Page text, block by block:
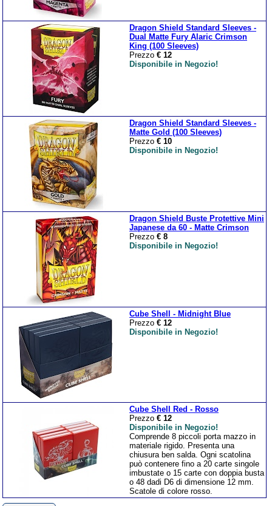
Dragon Shield Standard Sleeves -
Dual Matte Fury Alaric Crimson
King (100 Sleeves)
Prezzo € 12
Disponibile in Negozio!
Dragon Shield Standard Sleeves -
Matte Gold (100 Sleeves)
Prezzo € 10
Disponibile in Negozio!
Dragon Shield Buste Protettive Mini
Japanese da 60 - Matte Crimson
Prezzo € 8
Disponibile in Negozio!
Cube Shell - Midnight Blue
Prezzo € 12
Disponibile in Negozio!
Cube Shell Red - Rosso
Prezzo € 12
Disponibile in Negozio!
Comprende 8 piccoli porta mazzo in
materiale rigido. Presenta una
chiusura ben salda. Ogni scatolina
può contenere fino a 20 carte singole
imbustate o 15 carte con doppia busta
o 48 dadi D6 di dimensione 12 mm.
Scatole di colore rosso.